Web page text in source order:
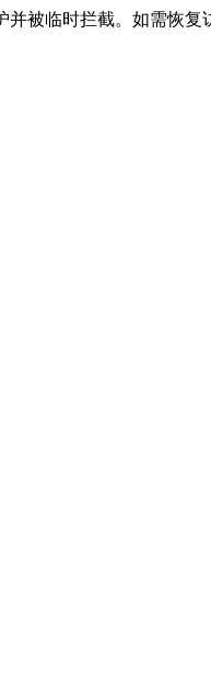
被临时拦截。如需恢复